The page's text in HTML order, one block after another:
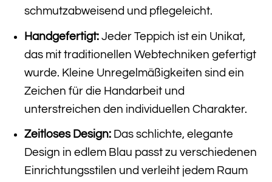
schmutzabweisend und pflegeleicht.
Handgefertigt:Jeder Teppich ist ein Unikat,
das mit traditionellen Webtechniken gefertigt
wurde. Kleine Unregelmäßigkeiten sind ein
Zeichen für die Handarbeit und
unterstreichen den individuellen Charakter.
Zeitloses Design:Das schlichte, elegante
Design in edlem Blau passt zu verschiedenen
Einrichtungsstilen und verleiht jedem Raum